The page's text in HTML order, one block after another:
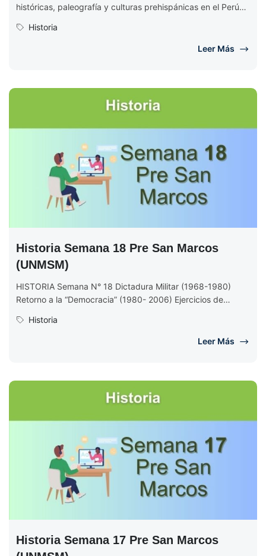
históricas, paleografía y culturas prehispánicas en el Perú
Historia
Leer Más
Historia Semana 18 Pre San Marcos
(UNMSM)
HISTORIA Semana N° 18 Dictadura Militar (1968-1980)
Retorno a la “Democracia” (1980- 2006) Ejercicios de
Historia
Leer Más
Historia Semana 17 Pre San Marcos